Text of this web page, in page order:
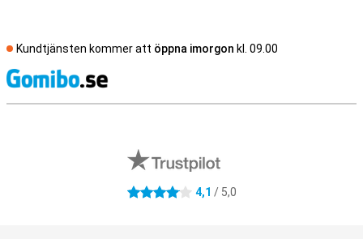
Kundtjänsten kommer att öppna imorgon kl. 09.00
4.1 stjärnor 4,1 / 5,0